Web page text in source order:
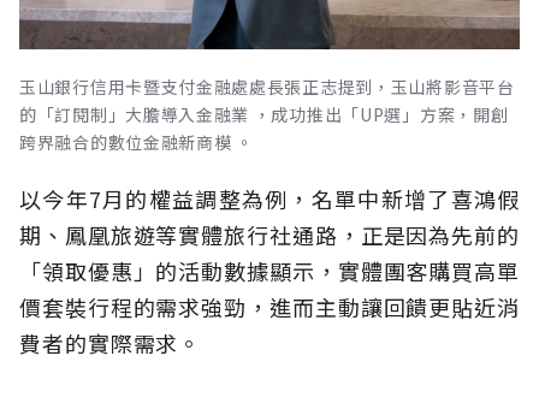
玉山銀行信用卡暨支付金融處處長張正志提到，玉山將影音平台
的「訂閱制」大膽導入金融業 ，成功推出「UP選」方案，開創
跨界融合的數位金融新商模 。
以今年7月的權益調整為例，名單中新增了喜鴻假
期、鳳凰旅遊等實體旅行社通路，正是因為先前的
「領取優惠」的活動數據顯示，實體團客購買高單
價套裝行程的需求強勁，進而主動讓回饋更貼近消
費者的實際需求。